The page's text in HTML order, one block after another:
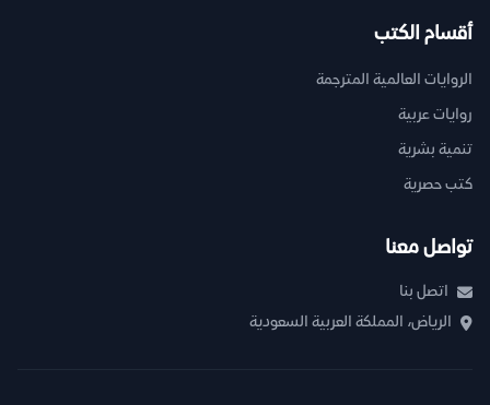
أقسام الكتب
الروايات العالمية المترجمة
روايات عربية
تنمية بشرية
كتب حصرية
تواصل معنا
اتصل بنا
الرياض، المملكة العربية السعودية